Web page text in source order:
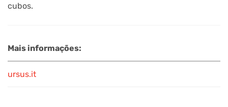
cubos.
Mais informações:
ursus.it